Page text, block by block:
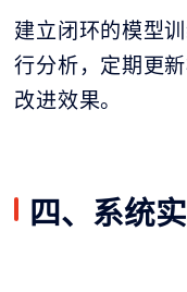
建立闭环的模型
行分析，定期更
改进效果。
四、系统